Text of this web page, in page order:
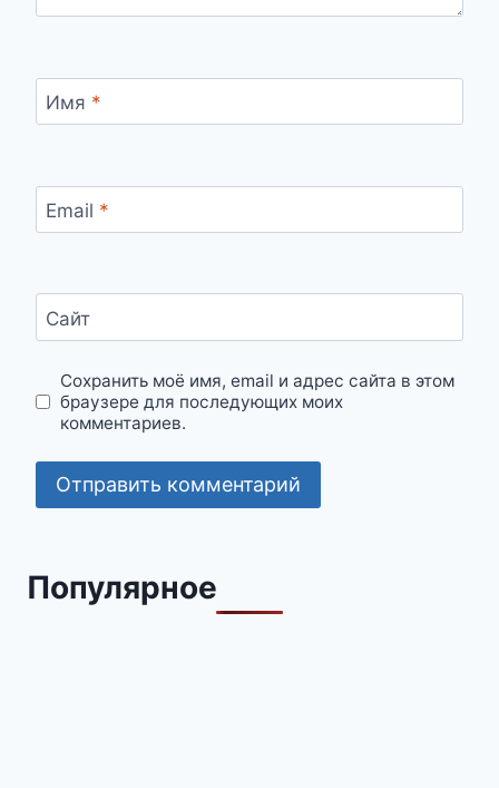
Имя *
Email *
Сайт
Сохранить моё имя, email и адрес сайта в этом
браузере для последующих моих
комментариев.
Популярное